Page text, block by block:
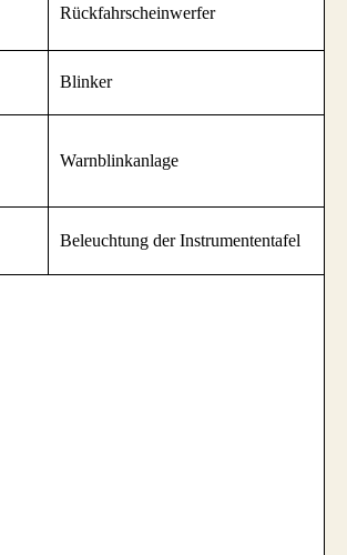
Rückfahrscheinwerfer
Blinker
Warnblinkanlage
Beleuchtung der Instrumententafel